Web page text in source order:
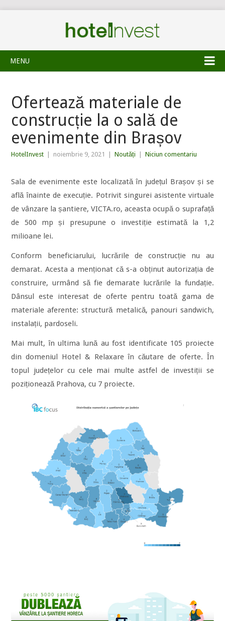
MENU
Ofertează materiale de
construcție la o sală de
evenimente din Brașov
HotelInvest noiembrie 9, 2021 Noutăți Niciun comentariu
Sala de evenimente este localizată în județul Brașov și se
află înainte de execuție. Potrivit singurei asistente virtuale
de vânzare la șantiere, VICTA.ro, aceasta ocupă o suprafață
de 500 mp și presupune o investiție estimată la 1,2
milioane lei.
Conform beneficiarului, lucrările de construcție nu au
demarat. Acesta a menționat că s-a obținut autorizația de
construire, urmând să fie demarate lucrările la fundație.
Dânsul este interesat de oferte pentru toată gama de
materiale aferente: structură metalică, panouri sandwich,
instalații, pardoseli.
Mai mult, în ultima lună au fost identificate 105 proiecte
din domeniul Hotel & Relaxare în căutare de oferte. În
topul județelor cu cele mai multe astfel de investiții se
poziționează Prahova, cu 7 proiecte.